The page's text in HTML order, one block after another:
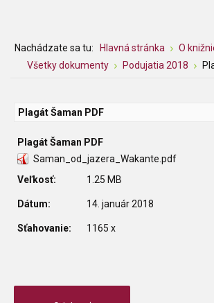
Nachádzate sa tu: Hlavná stránka O
Všetky dokumenty
Podujatia 2018
Plagát Šaman PDF
Plagát Šaman PDF
Saman_od_jazera_Wakante.pdf
Veľkosť:
1.25 MB
Dátum: 14. január 2018
Sťahovanie: 1165 x